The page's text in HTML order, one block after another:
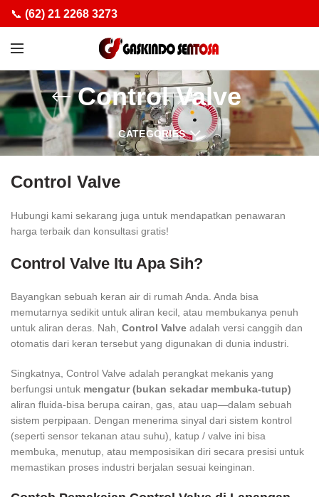
📞 (62) 21 2268 3273
Control Valve
CATEGORIES
Control Valve
Hubungi kami sekarang juga untuk mendapatkan penawaran
harga terbaik dan konsultasi gratis!
Control Valve Itu Apa Sih?
Bayangkan sebuah keran air di rumah Anda. Anda bisa
memutarnya sedikit untuk aliran kecil, atau membukanya penuh
untuk aliran deras. Nah, Control Valve adalah versi canggih dan
otomatis dari keran tersebut yang digunakan di dunia industri.
Singkatnya, Control Valve adalah perangkat mekanis yang
berfungsi untuk mengatur (bukan sekadar membuka-tutup)
aliran fluida-bisa berupa cairan, gas, atau uap—dalam sebuah
sistem perpipaan. Dengan menerima sinyal dari sistem kontrol
(seperti sensor tekanan atau suhu), katup / valve ini bisa
membuka, menutup, atau memposisikan diri secara presisi untuk
memastikan proses industri berjalan sesuai keinginan.